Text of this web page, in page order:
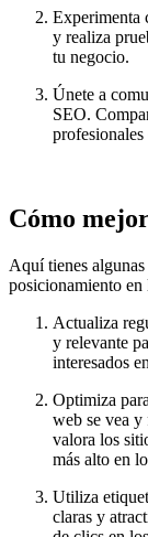
Experimenta
y realiza
tu negocio.
Únete a
SEO.
Cómo
Aquí tienes
posicionamiento en
Actualiza
y relevante
interesados
Optimiza
web se vea
valora los
más alto en
Utiliza
claras y